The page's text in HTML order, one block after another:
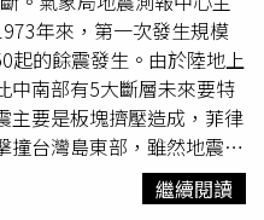
年來，第一次發生規模
起的餘震發生。由於陸地上
中南部有5大斷層未來要特
主要是板塊擠壓造成，菲律
撞台灣島東部，雖然地震震
沿海，但實際都是同個構
3天恐還有規模5以上餘
繼續閱讀